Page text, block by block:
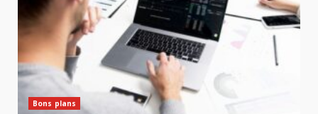
Bons plans